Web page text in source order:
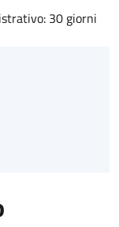
30 giorni